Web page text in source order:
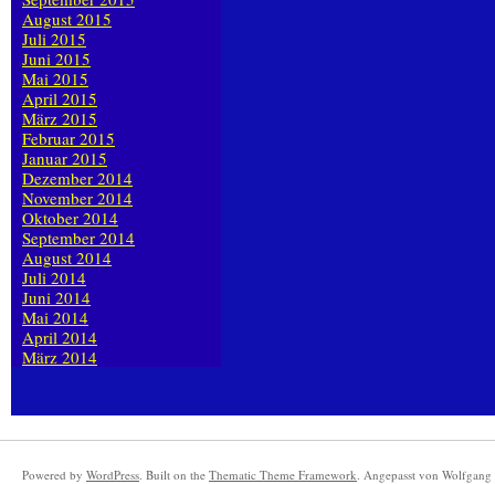
August 2015
Juli 2015
Juni 2015
Mai 2015
April 2015
März 2015
Februar 2015
Januar 2015
Dezember 2014
November 2014
Oktober 2014
September 2014
August 2014
Juli 2014
Juni 2014
Mai 2014
April 2014
März 2014
Powered by WordPress. Built on the Thematic Theme Framework. Angepasst von